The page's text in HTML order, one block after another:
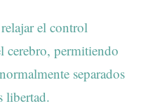
el control
cerebro, permitiendo
separados
libertad.